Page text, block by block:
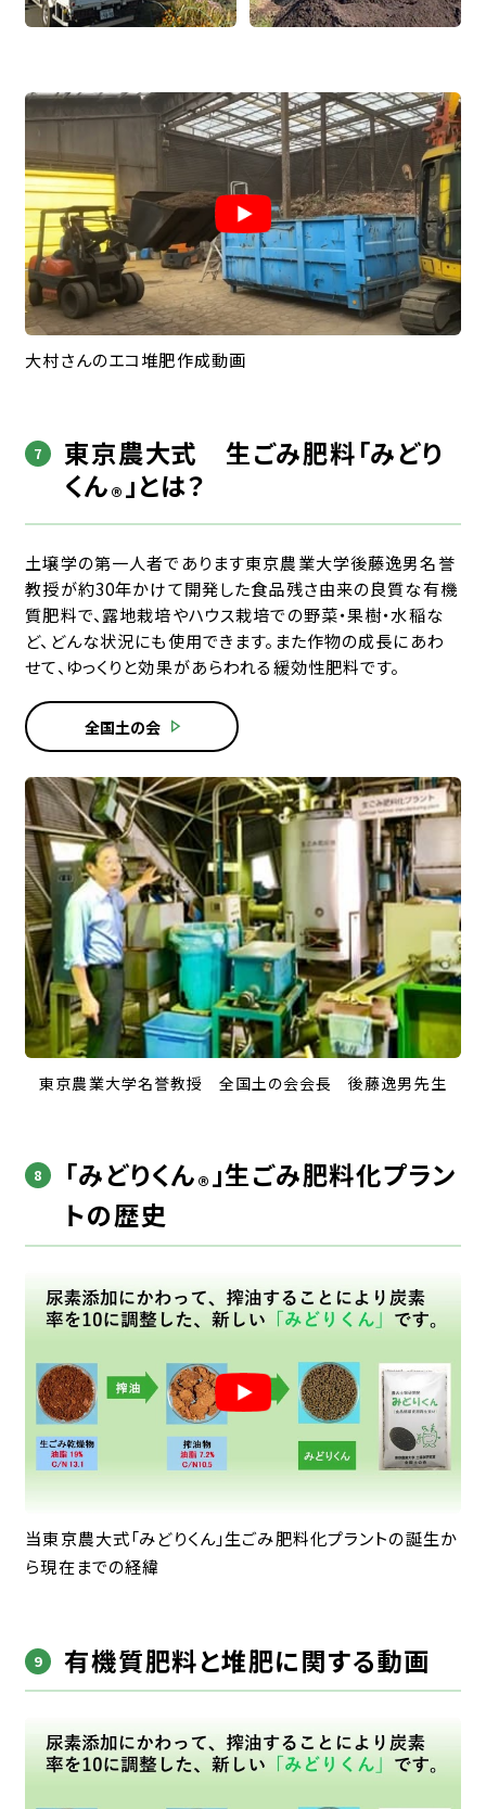
大村さんのエコ堆肥作成動画
東京農大式 生ごみ肥料「みどり
くん®️」とは？
土壌学の第一人者であります東京農業大学後藤逸男名誉
教授が約30年かけて開発した食品残さ由来の良質な有機
質肥料で、露地栽培やハウス栽培での野菜・果樹・水稲な
ど、どんな状況にも使用できます。また作物の成長にあわ
せて、ゆっくりと効果があらわれる緩効性肥料です。
全国土の会
東京農業大学名誉教授 全国土の会会長 後藤逸男先生
「みどりくん®️」生ごみ肥料化プラン
トの歴史
当東京農大式「みどりくん」生ごみ肥料化プラントの誕生か
ら現在までの経緯
有機質肥料と堆肥に関する動画